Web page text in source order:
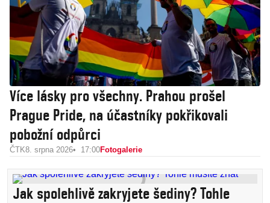
Více lásky pro všechny. Prahou prošel
Prague Pride, na účastníky pokřikovali
pobožní odpůrci
ČTK8. srpna 2026 17:00Fotogalerie
Jak spolehlivě zakryjete šediny? Tohle